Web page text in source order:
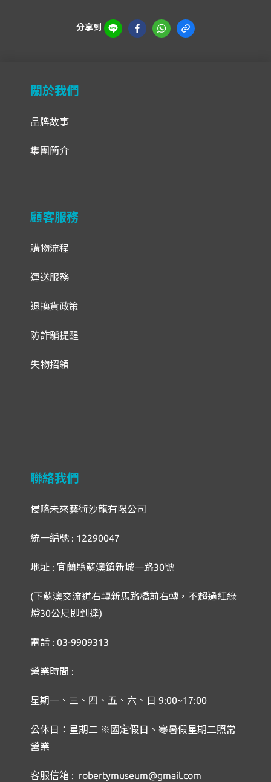
分享到
關於我們
品牌故事
集團簡介
顧客服務
購物流程
運送服務
退換貨政策
防詐騙提醒
失物招領
聯絡我們
侵略未來藝術沙龍有限公司
統一編號 : 12290047
地址 : 宜蘭縣蘇澳鎮新城一路30號
(下蘇澳交流道右轉新馬路橋前右轉，不超過紅綠
燈30公尺即到達)
電話 : 03-9909313
營業時間 :
星期一、三、四、五、六、日 9:00~17:00
公休日：星期二 ※國定假日、寒暑假星期二照常
營業
客服信箱 : robertymuseum@gmail.com